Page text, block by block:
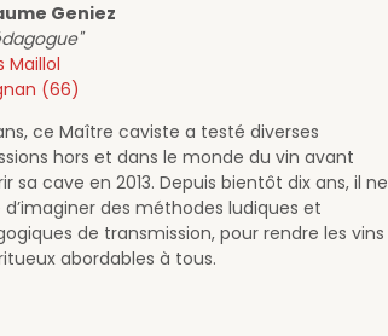
Geniez
Maillol
(66)
ce Maître caviste a testé diverses
hors et dans le monde du vin avant
sa cave en 2013. Depuis bientôt dix ans, il ne
d’imaginer des méthodes ludiques et
de transmission, pour rendre les vins
abordables à tous.